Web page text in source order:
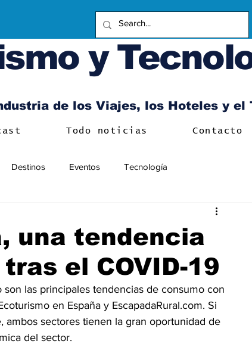
y
de los Viajes, los Hoteles y el
Todo noticias Contacto
Destinos Eventos Tecnología
una tendencia
el COVID-19
son las principales tendencias de consumo con
en España y EscapadaRural.com. Si
sectores tienen la gran oportunidad de
del sector.